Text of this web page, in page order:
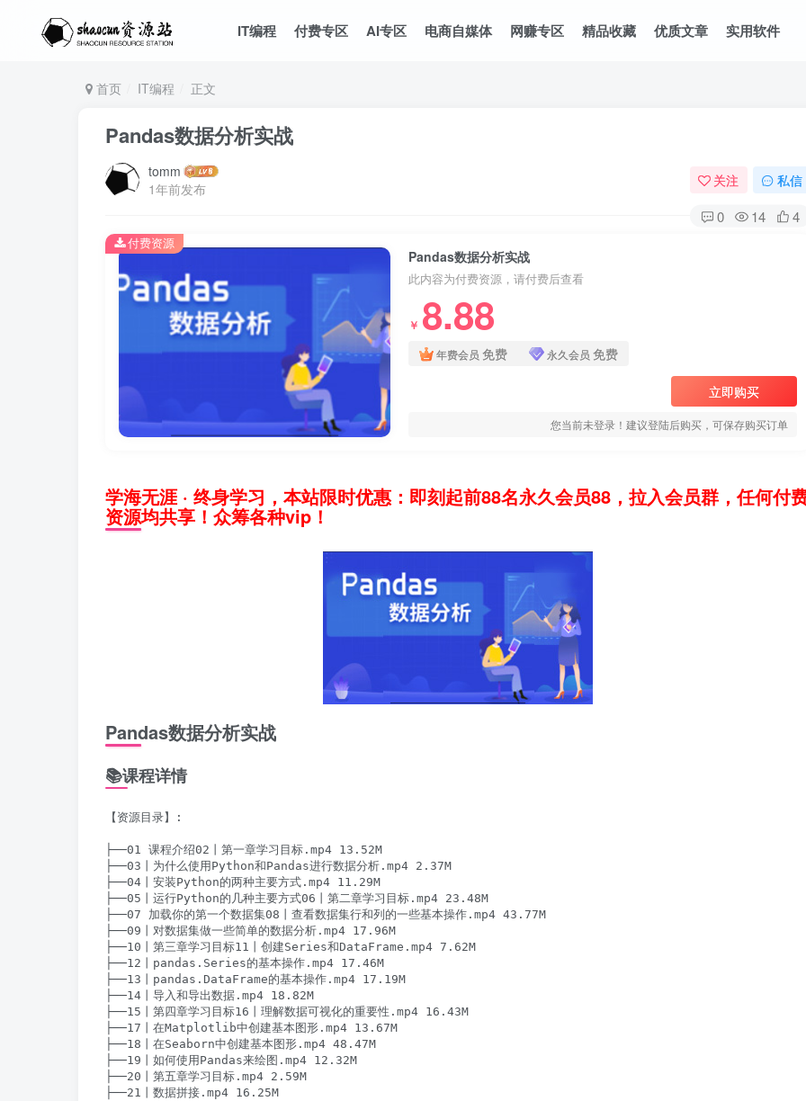
IT编程 付费专区 AI专区 电商自媒体 网赚专区 精品收藏 优质文章 实用软件
首页 IT编程 正文
Pandas数据分析实战
tomm
1年前发布
关注 私信
0 14 4
Pandas数据分析实战
此内容为付费资源，请付费后查看
￥ 8.88
年费会员 免费 永久会员 免费
立即购买
您当前未登录！建议登陆后购买，可保存购买订单
付费资源
学海无涯 · 终身学习，本站限时优惠：即刻起前88名永久会员88，拉入会员群，任何付
资源均共享！众筹各种vip！
Pandas数据分析实战
📚课程详情
【资源目录】:
├──01 课程介绍02丨第一章学习目标.mp4 13.52M
├──03丨为什么使用Python和Pandas进行数据分析.mp4 2.37M
├──04丨安装Python的两种主要方式.mp4 11.29M
├──05丨运行Python的几种主要方式06丨第二章学习目标.mp4 23.48M
├──07 加载你的第一个数据集08丨查看数据集行和列的一些基本操作.mp4 43.77M
├──09丨对数据集做一些简单的数据分析.mp4 17.96M
├──10丨第三章学习目标11丨创建Series和DataFrame.mp4 7.62M
├──12丨pandas.Series的基本操作.mp4 17.46M
├──13丨pandas.DataFrame的基本操作.mp4 17.19M
├──14丨导入和导出数据.mp4 18.82M
├──15丨第四章学习目标16丨理解数据可视化的重要性.mp4 16.43M
├──17丨在Matplotlib中创建基本图形.mp4 13.67M
├──18丨在Seaborn中创建基本图形.mp4 48.47M
├──19丨如何使用Pandas来绘图.mp4 12.32M
├──20丨第五章学习目标.mp4 2.59M
├──21丨数据拼接.mp4 16.25M